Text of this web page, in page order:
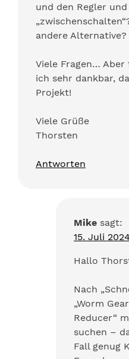
und den Regler
andere Alternative?
Viele Fragen…
ich sehr dankbar,
Projekt!
Viele Grüße
Thorsten
Antworten
Mike sagt:
15. Juli
Hallo
Nach
„Worm
Reducer“
suchen –
Fall genug